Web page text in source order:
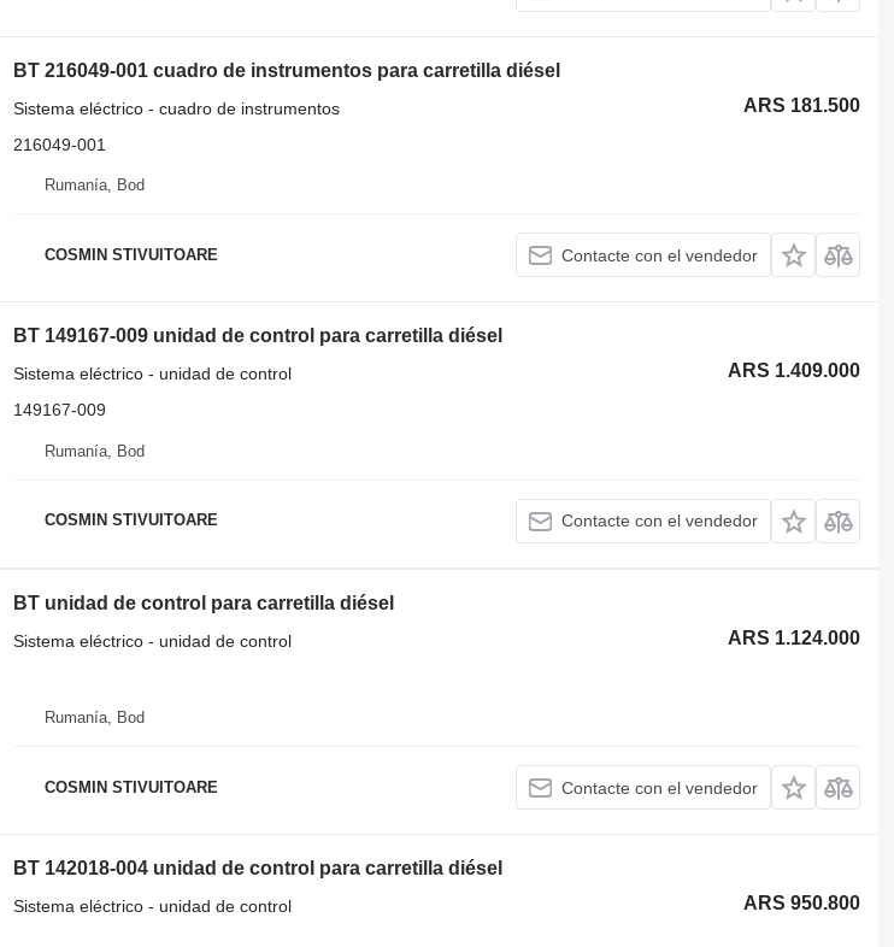
BT 216049-001 cuadro de instrumentos para carretilla diésel
ARS 181.500
Sistema eléctrico - cuadro de instrumentos
216049-001
Rumanía, Bod
COSMIN STIVUITOARE Contacte con el vendedor
BT 149167-009 unidad de control para carretilla diésel
ARS 1.409.000
Sistema eléctrico - unidad de control
149167-009
Rumanía, Bod
COSMIN STIVUITOARE Contacte con el vendedor
BT unidad de control para carretilla diésel
ARS 1.124.000
Sistema eléctrico - unidad de control
Rumanía, Bod
COSMIN STIVUITOARE Contacte con el vendedor
BT 142018-004 unidad de control para carretilla diésel
ARS 950.800
Sistema eléctrico - unidad de control